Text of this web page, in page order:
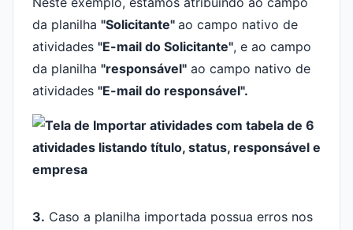
da planilha "Solicitante" ao campo nativo de
atividades "E-mail do Solicitante", e ao campo
da planilha "responsável" ao campo nativo de
atividades "E-mail do responsável".
3. Caso a planilha importada possua erros nos